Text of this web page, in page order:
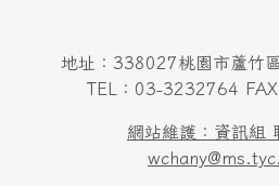
地址：338027桃園市蘆竹
TEL：03-3232764
網站維護：資訊組